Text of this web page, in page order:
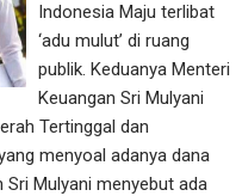
Indonesia Maju terlibat
‘adu mulut’ di ruang
publik. Keduanya Menteri
Keuangan Sri Mulyani
Tertinggal dan
menyoal adanya dana
Mulyani menyebut ada